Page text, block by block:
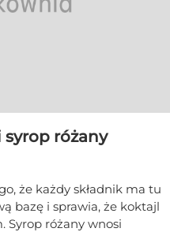
różany
że każdy składnik ma tu
bazę i sprawia, że koktajl
Syrop różany wnosi